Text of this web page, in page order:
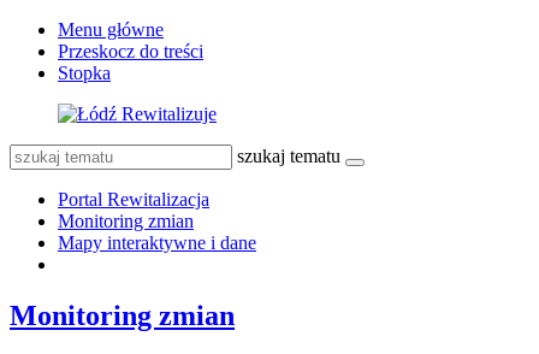
Menu główne
Przeskocz do treści
Stopka
szukaj tematu
Portal Rewitalizacja
Monitoring zmian
Mapy interaktywne i dane
Monitoring zmian